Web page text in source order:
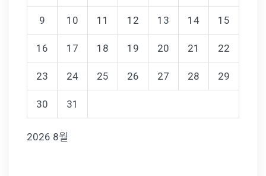
2026 8월
9 10 11 12 13 14 15
16 17 18 19 20 21 22
23 24 25 26 27 28 29
30 31